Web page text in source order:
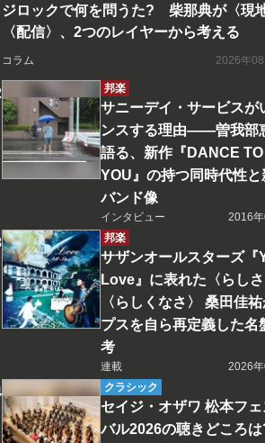
ジロックで何を問うた? 柴那典が〈現
〈配信〉、2つのレイヤーから考える
コラム 2026年08
邦楽
サニーデイ・サービスが
ンスする理由――曽我部
語る、新作『DANCE TO
YOU』の持つ同時代性と
バンド像
インタビュー
2016
邦楽
サザンオールスターズ『
Love』に表れた〈らし
〈らしくなさ〉 桑田佳
プスを自ら再定義した名
考
連載
2026
クラシック
セイジ・オザワ 松本フェ
バル2026の聴きどころ